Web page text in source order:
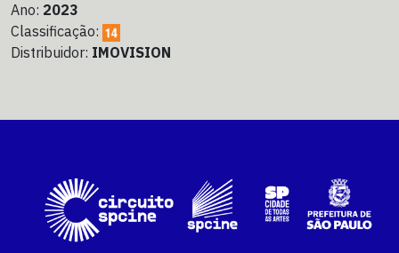
Ano: 2023
Classificação:
Distribuidor: IMOVISION